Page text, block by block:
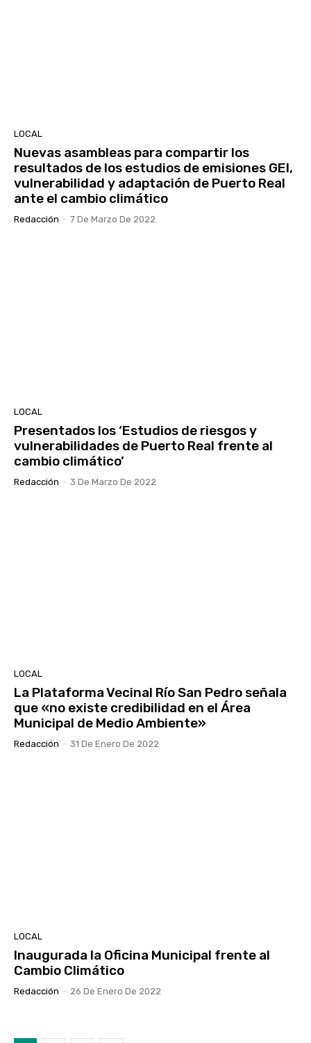
LOCAL
Nuevas asambleas para compartir los
resultados de los estudios de emisiones GEI,
vulnerabilidad y adaptación de Puerto Real
ante el cambio climático
Redacción - 7 De Marzo De 2022
LOCAL
Presentados los ‘Estudios de riesgos y
vulnerabilidades de Puerto Real frente al
cambio climático’
Redacción - 3 De Marzo De 2022
LOCAL
La Plataforma Vecinal Río San Pedro señala
que «no existe credibilidad en el Área
Municipal de Medio Ambiente»
Redacción - 31 De Enero De 2022
LOCAL
Inaugurada la Oficina Municipal frente al
Cambio Climático
Redacción - 26 De Enero De 2022